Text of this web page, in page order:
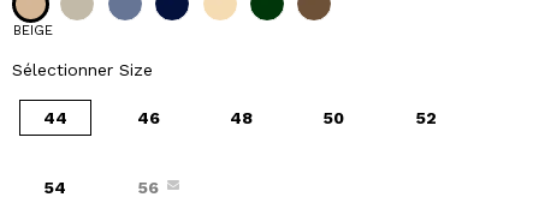
BEIGE
Sélectionner Size
44 46 48 50 52
54 56